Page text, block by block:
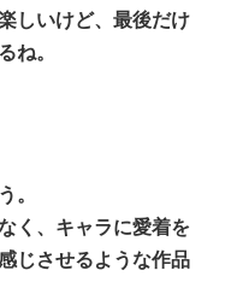
しいけど、最後だけ
ね。
。
く、キャラに愛着を
じさせるような作品